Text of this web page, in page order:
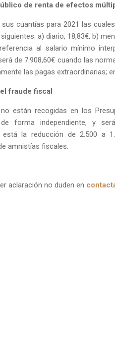
de renta de efectos
sus cuantías para 2021 las
a) diario, 18,83€, b)
al salario mínimo
de 7.908,60€ cuando las
las pagas extraordinarias;
fraude fiscal
no están recogidas en los
forma independiente, y
está la reducción de 2.500 a
amnistías fiscales.
aclaración no duden en